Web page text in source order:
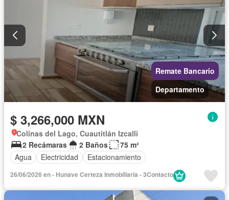
Remate Bancario
Departamento
$ 3,266,000 MXN
Colinas del Lago, Cuautitlán Izcalli
2 Recámaras
2 Baños
75 m²
Agua
Electricidad Estacionamiento
26/06/2026 en - Hunave Certeza Inmobiliaria - 3Contacto